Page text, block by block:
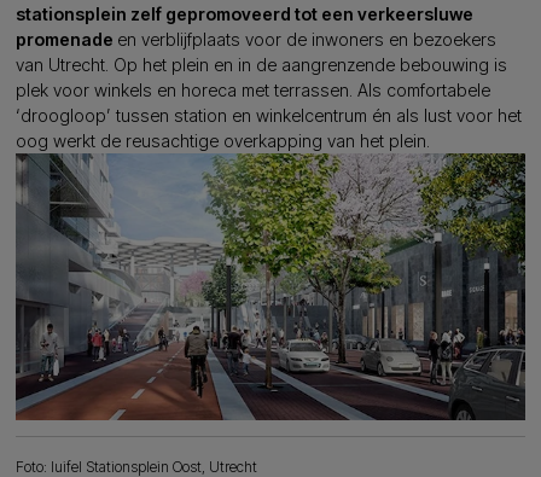
stationsplein zelf gepromoveerd tot een verkeersluwe
promenade en verblijfplaats voor de inwoners en bezoekers
van Utrecht. Op het plein en in de aangrenzende bebouwing is
plek voor winkels en horeca met terrassen. Als comfortabele
‘droogloop’ tussen station en winkelcentrum én als lust voor het
oog werkt de reusachtige overkapping van het plein.
Foto: luifel Stationsplein Oost, Utrecht